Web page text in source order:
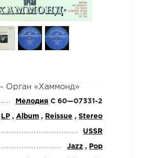
- Орган «Хаммонд»
Мелодия С 60—07331-2
LP , Album , Reissue ,Stereo
USSR
Jazz , Pop